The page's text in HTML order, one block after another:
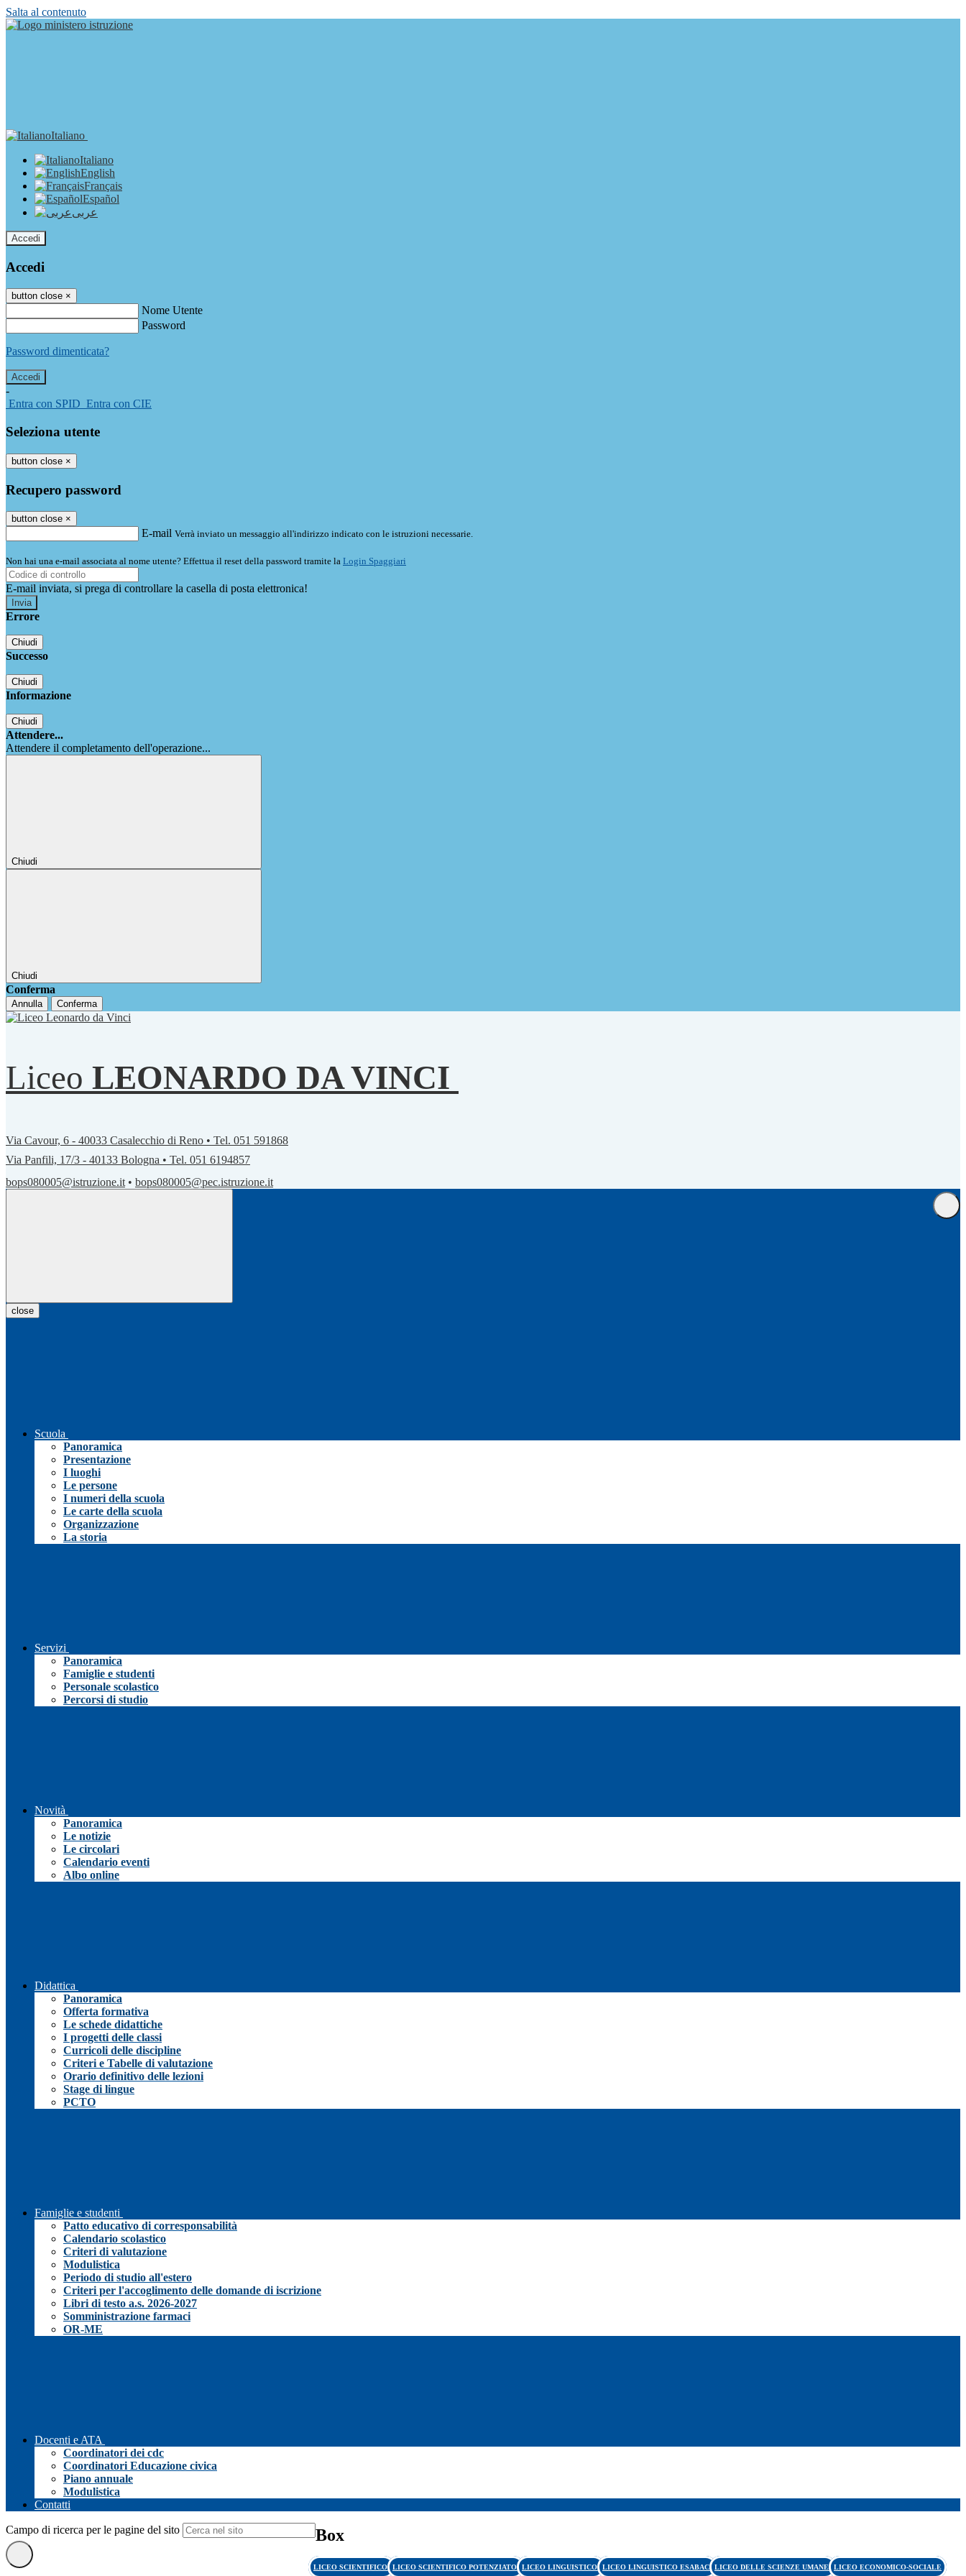
Salta al contenuto
Italiano
Italiano
English
Français
Español
عربى
Accedi
Accedi
button close ×
Nome Utente
Password
Password dimenticata?
-
Entra con SPID Entra con CIE
Seleziona utente
button close ×
Recupero password
button close ×
E-mail Verrà inviato un messaggio all'indirizzo indicato con le istruzioni necessarie.
Non hai una e-mail associata al nome utente? Effettua il reset della password tramite la Login Spaggiari
E-mail inviata, si prega di controllare la casella di posta elettronica!
Errore
Chiudi
Successo
Chiudi
Informazione
Chiudi
Attendere...
Attendere il completamento dell'operazione...
Chiudi
Chiudi
Conferma
Annulla Conferma
Liceo LEONARDO DA VINCI
Via Cavour, 6 - 40033 Casalecchio di Reno • Tel. 051 591868
Via Panfili, 17/3 - 40133 Bologna • Tel. 051 6194857
bops080005@istruzione.it • bops080005@pec.istruzione.it
close
Scuola
Panoramica
Presentazione
I luoghi
Le persone
I numeri della scuola
Le carte della scuola
Organizzazione
La storia
Servizi
Panoramica
Famiglie e studenti
Personale scolastico
Percorsi di studio
Novità
Panoramica
Le notizie
Le circolari
Calendario eventi
Albo online
Didattica
Panoramica
Offerta formativa
Le schede didattiche
I progetti delle classi
Curricoli delle discipline
Criteri e Tabelle di valutazione
Orario definitivo delle lezioni
Stage di lingue
PCTO
Famiglie e studenti
Patto educativo di corresponsabilità
Calendario scolastico
Criteri di valutazione
Modulistica
Periodo di studio all'estero
Criteri per l'accoglimento delle domande di iscrizione
Libri di testo a.s. 2026-2027
Somministrazione farmaci
OR-ME
Docenti e ATA
Coordinatori dei cdc
Coordinatori Educazione civica
Piano annuale
Modulistica
Contatti
Campo di ricerca per le pagine del sito Box
LICEO SCIENTIFICO LICEO SCIENTIFICO POTENZIATO LICEO LINGUISTICO LICEO LINGUISTICO ESABAC LICEO DELLE SCIENZE UMANE LICEO ECONOMICO-SOCIALE